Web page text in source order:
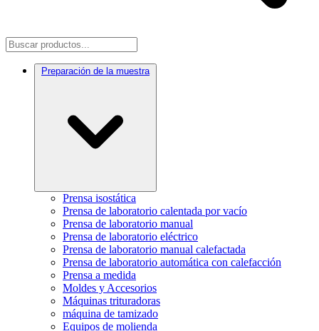
Preparación de la muestra
Prensa isostática
Prensa de laboratorio calentada por vacío
Prensa de laboratorio manual
Prensa de laboratorio eléctrico
Prensa de laboratorio manual calefactada
Prensa de laboratorio automática con calefacción
Prensa a medida
Moldes y Accesorios
Máquinas trituradoras
máquina de tamizado
Equipos de molienda